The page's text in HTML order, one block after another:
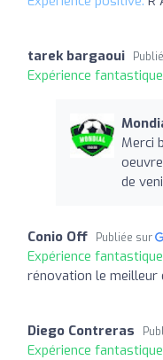
tarek bargaoui
Expérience
Merci
de
Conio Off Publiée sur
Expérience
rénovation le meilleur
Diego Contreras
Expérience